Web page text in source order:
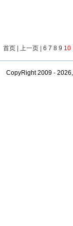
首页 上一页 6 7 8 9 10
CopyRight 2009 -